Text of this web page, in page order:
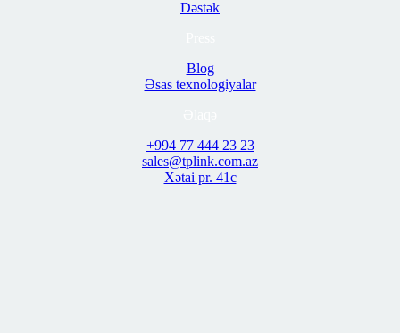
Dəstək
Blog
Əsas texnologiyalar
+994 77 444 23 23
sales@tplink.com.az
Xətai pr. 41c